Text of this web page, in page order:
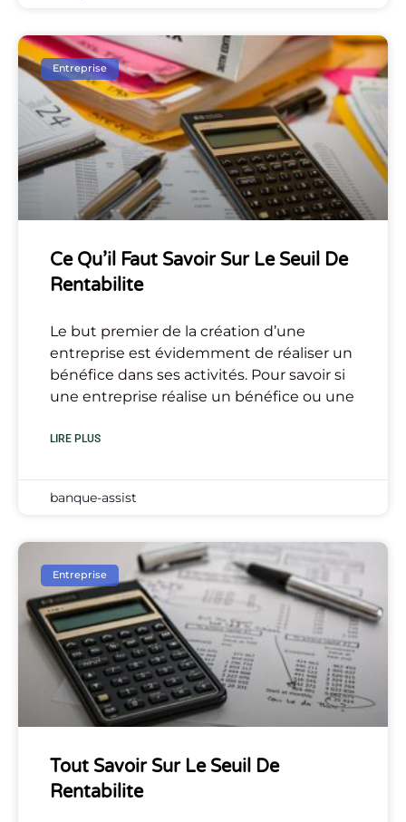
Entreprise
Ce Qu’il Faut Savoir Sur Le Seuil De
Rentabilite
Le but premier de la création d’une
entreprise est évidemment de réaliser un
bénéfice dans ses activités. Pour savoir si
une entreprise réalise un bénéfice ou une
LIRE PLUS
banque-assist
Entreprise
Tout Savoir Sur Le Seuil De
Rentabilite